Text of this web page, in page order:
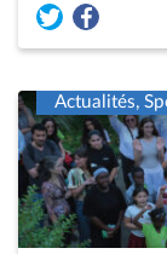
PartagerPartager
Actualités,